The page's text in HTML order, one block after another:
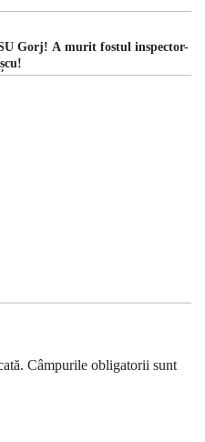
Gorj! A murit fostul inspector-
Câmpurile obligatorii sunt